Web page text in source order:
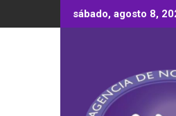
al
sábado, agosto 8,